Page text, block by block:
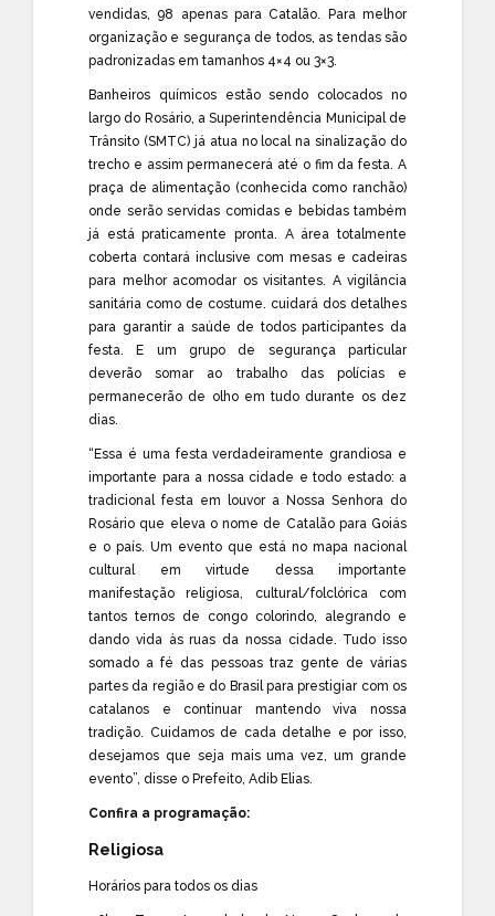
vendidas, 98 apenas para Catalão. Para melhor
organização e segurança de todos, as tendas são
padronizadas em tamanhos 4×4 ou 3×3.
Banheiros químicos estão sendo colocados no
largo do Rosário, a Superintendência Municipal de
Trânsito (SMTC) já atua no local na sinalização do
trecho e assim permanecerá até o fim da festa. A
praça de alimentação (conhecida como ranchão)
onde serão servidas comidas e bebidas também
já está praticamente pronta. A área totalmente
coberta contará inclusive com mesas e cadeiras
para melhor acomodar os visitantes. A vigilância
sanitária como de costume. cuidará dos detalhes
para garantir a saúde de todos participantes da
festa. E um grupo de segurança particular
deverão somar ao trabalho das polícias e
permanecerão de olho em tudo durante os dez
dias.
“Essa é uma festa verdadeiramente grandiosa e
importante para a nossa cidade e todo estado: a
tradicional festa em louvor a Nossa Senhora do
Rosário que eleva o nome de Catalão para Goiás
e o país. Um evento que está no mapa nacional
cultural em virtude dessa importante
manifestação religiosa, cultural/folclórica com
tantos ternos de congo colorindo, alegrando e
dando vida às ruas da nossa cidade. Tudo isso
somado a fé das pessoas traz gente de várias
partes da região e do Brasil para prestigiar com os
catalanos e continuar mantendo viva nossa
tradição. Cuidamos de cada detalhe e por isso,
desejamos que seja mais uma vez, um grande
evento”, disse o Prefeito, Adib Elias.
Confira a programação:
Religiosa
Horários para todos os dias